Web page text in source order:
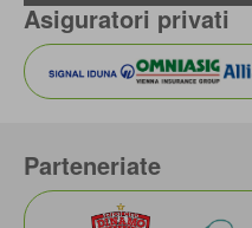
Asiguratori privati
Parteneriate